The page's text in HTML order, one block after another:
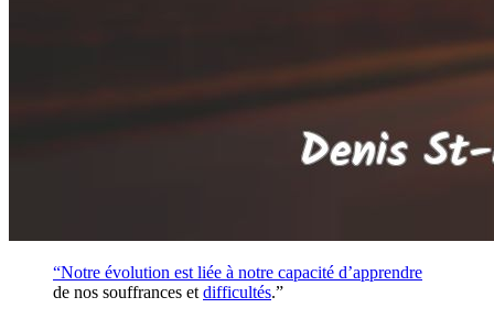
“Notre évolution est liée à notre capacité d’apprendre
de nos souffrances et difficultés.”